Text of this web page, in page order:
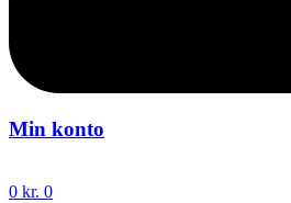
Min konto
0 kr. 0